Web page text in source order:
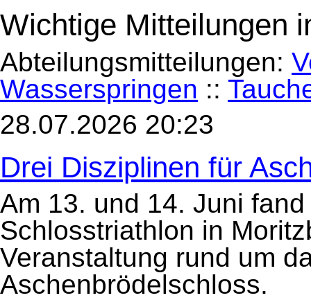
Wichtige Mitteilungen
Abteilungsmitteilungen:
Wasserspringen ::
28.07.2026 20:23
Drei Disziplinen für
Am 13. und 14. Juni
Schlosstriathlon in
Veranstaltung rund um
Aschenbrödelschloss.